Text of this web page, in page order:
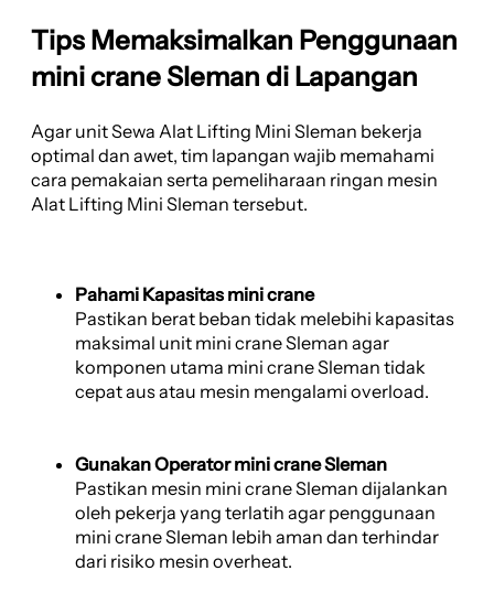
Tips Memaksimalkan Penggunaan
mini crane Sleman di Lapangan
Agar unit Sewa Alat Lifting Mini Sleman bekerja
optimal dan awet, tim lapangan wajib memahami
cara pemakaian serta pemeliharaan ringan mesin
Alat Lifting Mini Sleman tersebut.
Pahami Kapasitas mini crane
Pastikan berat beban tidak melebihi kapasitas
maksimal unit mini crane Sleman agar
komponen utama mini crane Sleman tidak
cepat aus atau mesin mengalami overload.
Gunakan Operator mini crane Sleman
Pastikan mesin mini crane Sleman dijalankan
oleh pekerja yang terlatih agar penggunaan
mini crane Sleman lebih aman dan terhindar
dari risiko mesin overheat.